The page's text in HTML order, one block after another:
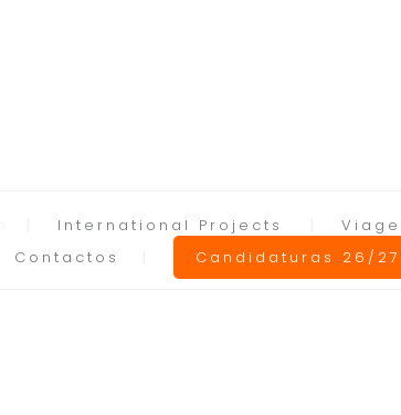
International Projects
Contactos Candidaturas 26/27